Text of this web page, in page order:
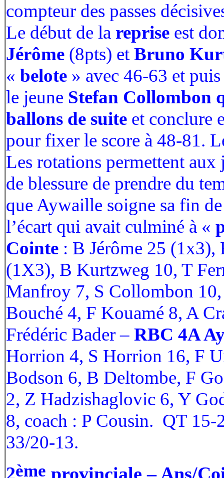
compteur des passes
Le début de la reprise est
Jérôme (8pts) et Bruno
« belote » avec 46-63 et
le jeune Stefan Collombon
ballons de suite et conclure
pour fixer le score à 48-81.
Les rotations permettent aux
de blessure de prendre du
que Aywaille soigne sa fin
l’écart qui avait culminé à «
Cointe : B Jérôme 25 (1x3),
(1X3), B Kurtzweg 10, T
Manfroy 7, S Collombon 10,
Bouché 4, F Kouamé 8, A
Frédéric Bader – RBC 4A
Horrion 4, S Horrion 16, F
Bodson 6, B Deltombe, F
2, Z Hadzishaglovic 6, Y
8, coach : P Cousin. QT 15-
33/20-13.
2ème provinciale – Ans/